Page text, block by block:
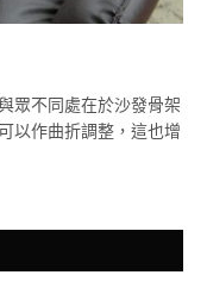
眾不同處在於沙發骨架
以作曲折調整，這也增